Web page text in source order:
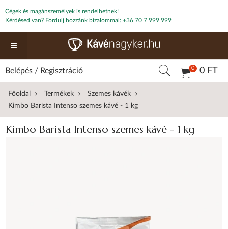
Cégek és magánszemélyek is rendelhetnek!
Kérdésed van? Fordulj hozzánk bizalommal: +36 70 7 999 999
0 0 FT
Belépés / Regisztráció
Főoldal Termékek
Szemes kávék
Kimbo Barista Intenso szemes kávé - 1 kg
Kimbo Barista Intenso szemes kávé - 1 kg